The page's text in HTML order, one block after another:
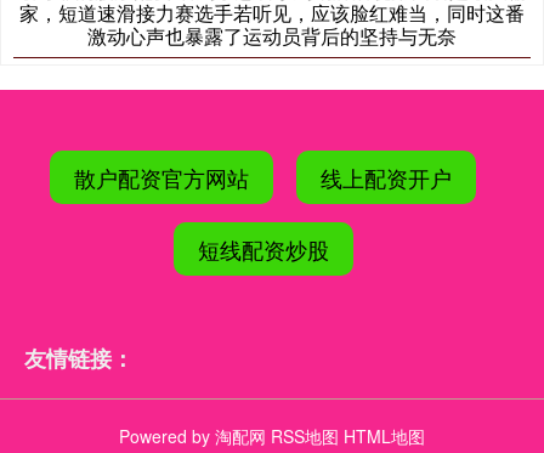
家，短道速滑接力赛选手若听见，应该脸红难当，同时这番
激动心声也暴露了运动员背后的坚持与无奈
散户配资官方网站 线上配资开户
短线配资炒股
友情链接：
Powered by 淘配网 RSS地图 HTML地图